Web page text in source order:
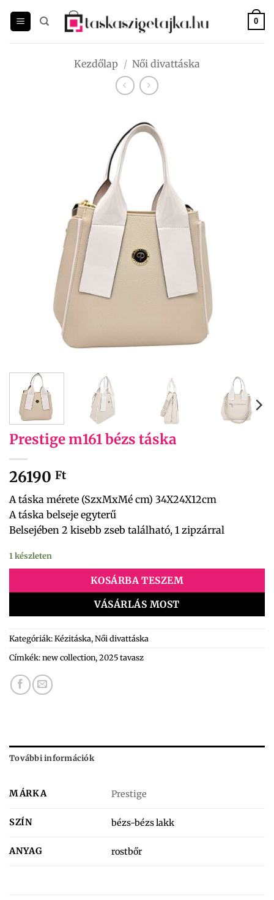
0
Kezdőlap / Női divattáska
Prestige m161 bézs táska
26190 Ft
A táska mérete (SzxMxMé cm) 34X24X12cm
A táska belseje egyterű
Belsejében 2 kisebb zseb található, 1 zipzárral
1 készleten
KOSÁRBA TESZEM
VÁSÁRLÁS MOST
Kategóriák:Kézitáska,Női divattáska
Címkék:new collection,2025 tavasz
További információk
MÁRKA Prestige
SZÍN bézs-bézs lakk
ANYAG rostbőr